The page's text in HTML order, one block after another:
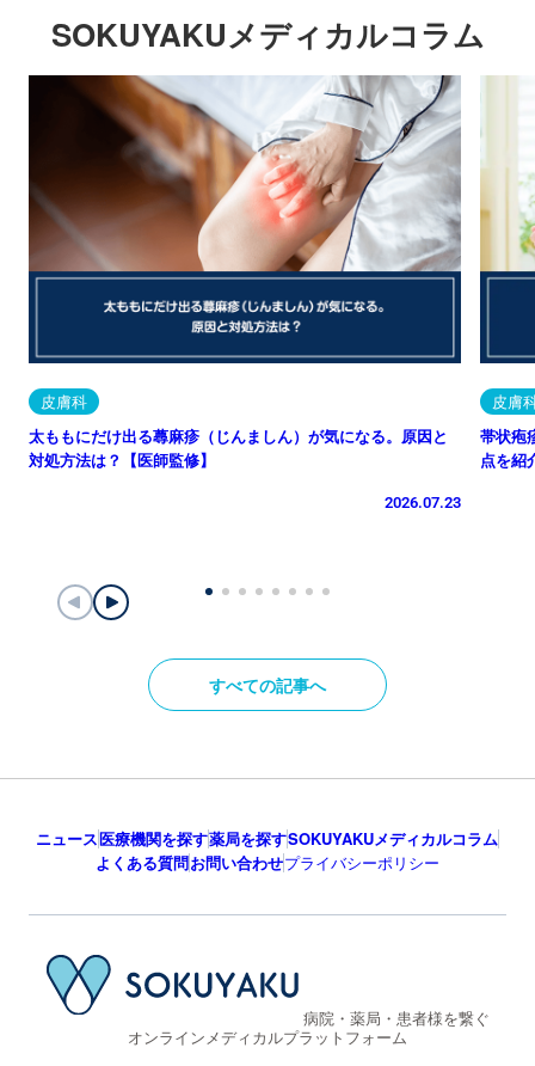
SOKUYAKUメディカルコラム
皮膚科
太ももにだけ出る蕁麻疹（じんましん）が気になる。原因と
対処方法は？【医師監修】
2026.07.23
皮膚
帯状疱
点を紹
すべての記事へ
ニュース医療機関を探す薬局を探すSOKUYAKUメディカルコラム
よくある質問お問い合わせプライバシーポリシー
病院・薬局・患者様を繋ぐ
オンラインメディカルプラットフォーム